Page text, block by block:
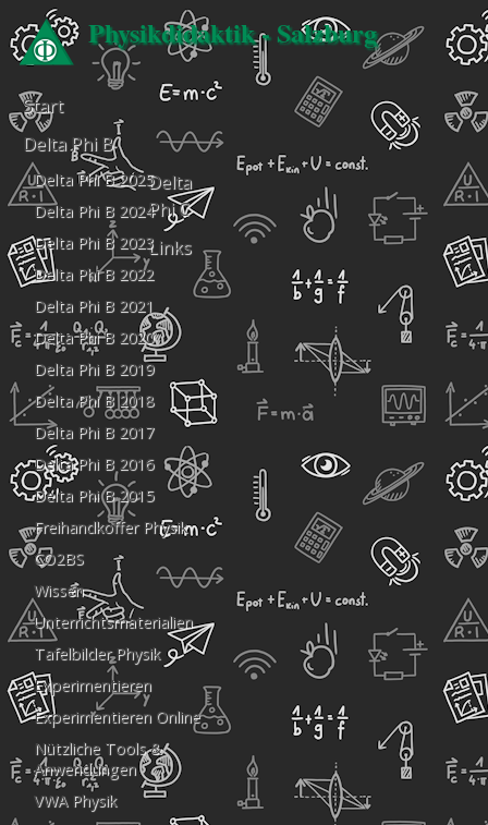
Physikdidaktik - Salzburg
Start
Delta Phi B
Delta Phi B 2025
Delta Phi B 2024
Delta Phi B 2023
Delta Phi B 2022
Delta Phi B 2021
Delta Phi B 2020
Delta Phi B 2019
Delta Phi B 2018
Delta Phi B 2017
Delta Phi B 2016
Delta Phi B 2015
Delta
Phi C
Freihandkoffer Physik
CO2BS
Links
Wissen
Unterrichtsmaterialien
Tafelbilder Physik
Experimentieren
Experimentieren Online
Nützliche Tools &
Anwendungen
VWA Physik